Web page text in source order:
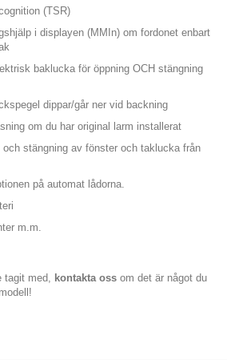
(TSR)
i displayen (MMIn) om fordonet enbart
baklucka för öppning OCH stängning
dippar/går ner vid backning
om du har original larm installerat
stängning av fönster och taklucka från
på automat lådorna.
m.m.
tagit med, kontakta oss om det är något du